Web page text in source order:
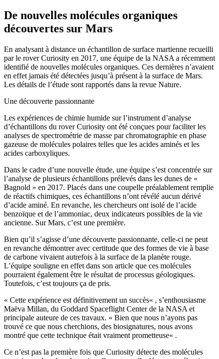
De nouvelles molécules organiques
découvertes sur Mars
En analysant à distance un échantillon de surface martienne recueilli
par le rover Curiosity en 2017, une équipe de la NASA a récemment
identifié de nouvelles molécules organiques. Ces dernières n’avaient
en effet jamais été détectées jusqu’à présent à la surface de Mars.
Les détails de l’étude sont rapportés dans la revue Nature.
Une découverte passionnante
Les expériences de chimie humide sur l’instrument d’analyse
d’échantillons du rover Curiosity ont été conçues pour faciliter les
analyses de spectrométrie de masse par chromatographie en phase
gazeuse de molécules polaires telles que les acides aminés et les
acides carboxyliques.
Dans le cadre d’une nouvelle étude, une équipe s’est concentrée sur
l’analyse de plusieurs échantillons prélevés dans les dunes de «
Bagnold » en 2017. Placés dans une coupelle préalablement remplie
de réactifs chimiques, ces échantillons n’ont révélé aucun dérivé
d’acide aminé. En revanche, les chercheurs ont isolé de l’acide
benzoïque et de l’ammoniac, deux indicateurs possibles de la vie
ancienne. Sur Mars, c’est une première.
Bien qu’il s’agisse d’une découverte passionnante, celle-ci ne peut
en revanche démontrer avec certitude que des formes de vie à base
de carbone vivaient autrefois à la surface de la planète rouge.
L’équipe souligne en effet dans son article que ces molécules
pourraient également être le résultat de processus géologiques.
Toutefois, c’est toujours ça de pris.
« Cette expérience est définitivement un succès« , s’enthousiasme
Maëva Millan, du Goddard Spaceflight Center de la NASA et
principale auteure de ces travaux. « Bien que nous n’ayons pas
trouvé ce que nous cherchions, des biosignatures, nous avons
montré que cette technique était vraiment prometteuse« .
Ce n’est pas la première fois que Curiosity détecte des molécules